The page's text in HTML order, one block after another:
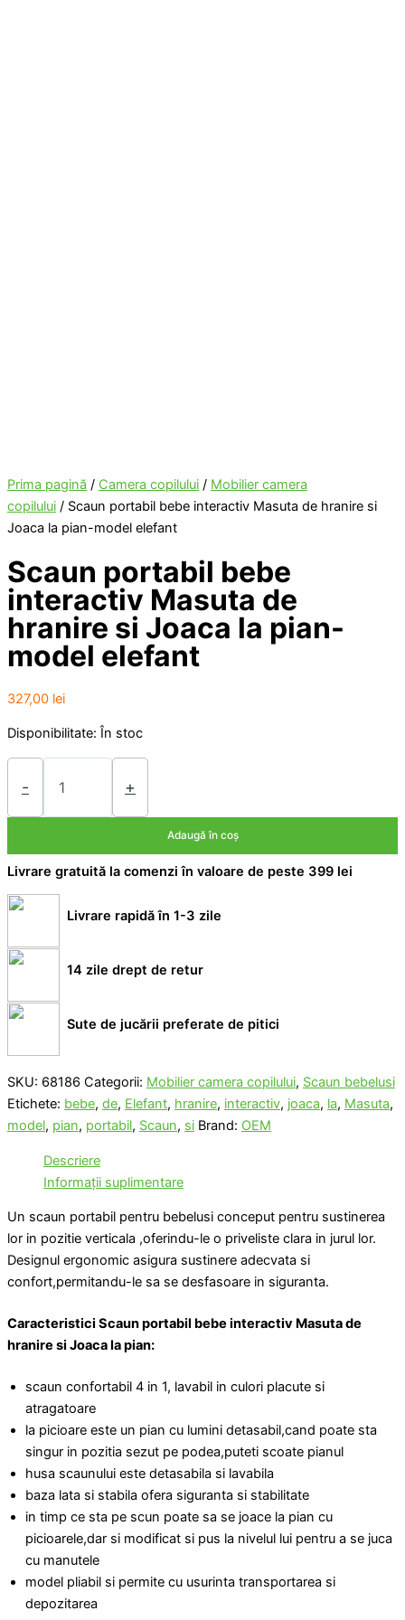
Prima pagină / Camera copilului / Mobilier camera
copilului / Scaun portabil bebe interactiv Masuta de hranire si
Joaca la pian-model elefant
Scaun portabil bebe
interactiv Masuta de
hranire si Joaca la pian-
model elefant
327,00 lei
Disponibilitate: În stoc
-
Cantitate
Scaun
bebe
Masuta
de
hranire
si
la
pian-
elefant
+
Adaugă în coș
Livrare gratuită la comenzi în valoare de peste 399 lei
Livrare rapidă în 1-3 zile
14 zile drept de retur
Sute de jucării preferate de pitici
SKU: 68186 Categorii: Mobilier camera copilului, Scaun bebelusi
Etichete: bebe, de, Elefant, hranire, interactiv, joaca, la, Masuta,
model, pian, portabil, Scaun, si Brand: OEM
Descriere
Informații suplimentare
Un scaun portabil pentru bebelusi conceput pentru sustinerea
lor in pozitie verticala ,oferindu-le o priveliste clara in jurul lor.
Designul ergonomic asigura sustinere adecvata si
confort,permitandu-le sa se desfasoare in siguranta.
Caracteristici Scaun portabil bebe interactiv Masuta de
hranire si Joaca la pian:
scaun confortabil 4 in 1, lavabil in culori placute si
atragatoare
la picioare este un pian cu lumini detasabil,cand poate sta
singur in pozitia sezut pe podea,puteti scoate pianul
husa scaunului este detasabila si lavabila
baza lata si stabila ofera siguranta si stabilitate
in timp ce sta pe scun poate sa se joace la pian cu
picioarele,dar si modificat si pus la nivelul lui pentru a se juca
cu manutele
model pliabil si permite cu usurinta transportarea si
depozitarea